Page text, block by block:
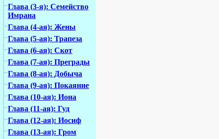
Глава (3-я): Семейство
Имрана
Глава (4-ая): Жены
Глава (5-ая): Трапеза
Глава (6-ая): Скот
Глава (7-ая): Преграды
Глава (8-ая): Добыча
Глава (9-ая): Покаяние
Глава (10-ая): Иона
Глава (11-ая): Гуд
Глава (12-ая): Иосиф
Глава (13-ая): Гром